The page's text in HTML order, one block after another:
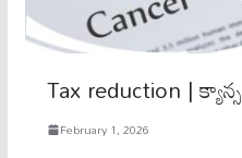
Tax reduction |
February 1, 2026